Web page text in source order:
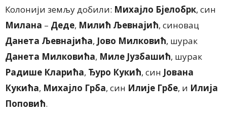
Колонији земљу дoбили: Михајло Бјелобрк, син
Милана – Деде, Милић Љевнајић, синовац
Данета Љевнајића, Јово Милковић, шурак
Данета Милковића, Миле Јузбашић, шурак
Радише Кларића, Ђуро Кукић, син Јована
Кукића, Михајло Грба, син Илије Грбе, и Илија
Поповић.